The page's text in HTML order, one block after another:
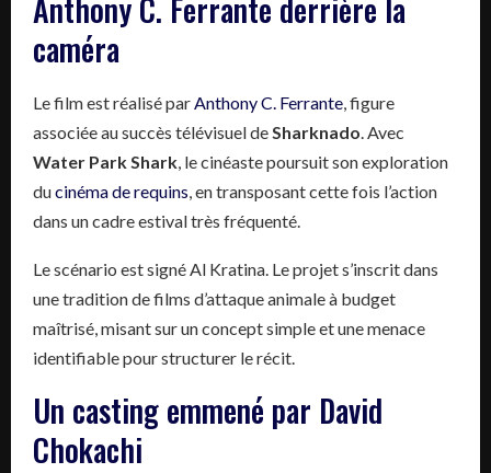
caméra
Le film est réalisé par Anthony C. Ferrante , figure
associée au succès télévisuel de Sharknado . Avec
Water Park Shark , le cinéaste poursuit son exploration
ducinéma de requins , en transposant cette fois l’action
dans un cadre estival très fréquenté.
Le scénario est signé Al Kratina. Le projet s’inscrit dans
une tradition de films d’attaque animale à budget
maîtrisé, misant sur un concept simple et une menace
identifiable pour structurer le récit.
Un casting emmené par David
Chokachi